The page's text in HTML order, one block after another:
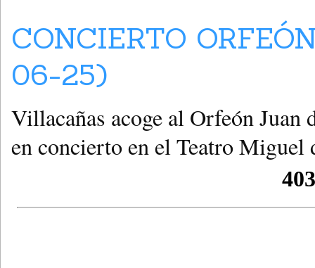
CONCIERTO
06-25)
Villacañas acoge al Orfeón
en concierto en el Teatro Miguel